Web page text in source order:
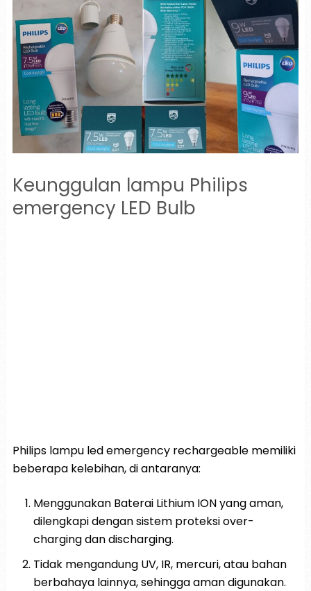
Keunggulan lampu Philips
emergency LED Bulb
Philips lampu led emergency rechargeable memiliki
beberapa kelebihan, di antaranya:
Menggunakan Baterai Lithium ION yang aman,
dilengkapi dengan sistem proteksi over-
charging dan discharging.
Tidak mengandung UV, IR, mercuri, atau bahan
berbahaya lainnya, sehingga aman digunakan.